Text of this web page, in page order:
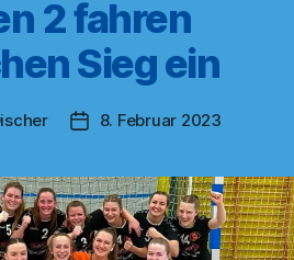
2 fahren
Sieg ein
Veröffentlichungsdatum
8. Februar 2023